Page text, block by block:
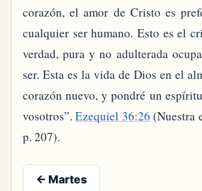
corazón, el amor de Cristo es
cualquier ser humano. Esto es el
verdad, pura y no adulterada
ser. Esta es la vida de Dios en el
corazón nuevo, y pondré un
vosotros”.Ezequiel 36:26 (Nuestra
p. 207).
← Martes